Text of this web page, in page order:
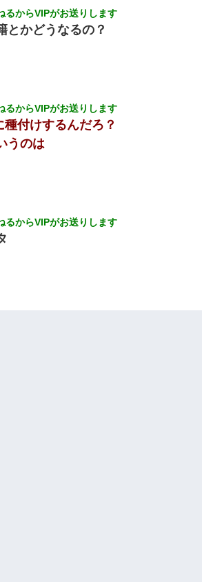
るからVIPがお送りします
とかどうなるの？
るからVIPがお送りします
付けするんだろ？
うのは
るからVIPがお送りします